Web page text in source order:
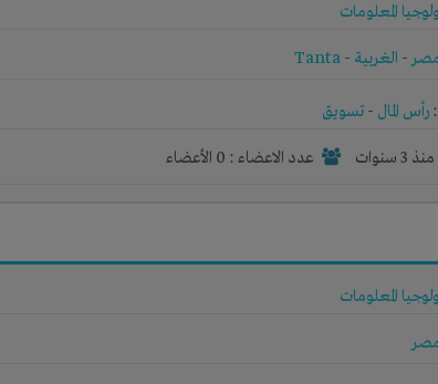
المعلومات
- الغربية -
Tanta
رأس المال - تسويق
منذ 3 سنوات عدد الاعضاء : 0 الأعضاء
المعلومات